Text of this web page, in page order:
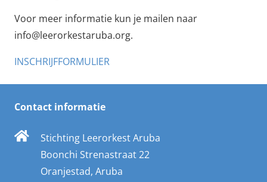
Voor meer informatie kun je mailen naar
info@leerorkestaruba.org.
INSCHRIJFFORMULIER
Contact informatie
Stichting Leerorkest Aruba
Boonchi Strenastraat 22
Oranjestad, Aruba